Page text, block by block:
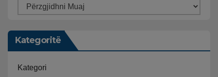
Kategoritë
Kategori